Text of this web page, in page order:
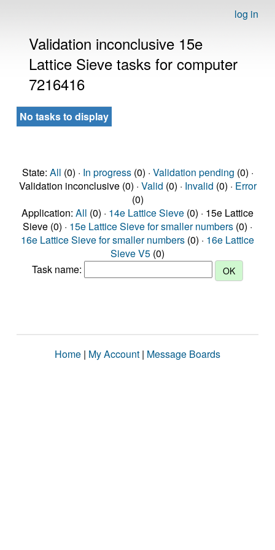
log in
Validation inconclusive 15e
Lattice Sieve tasks for computer
7216416
No tasks to display
State: All (0) · In progress(0) · Validation pending (0) ·
Validation inconclusive (0) · Valid (0) · Invalid (0) · Error
(0)
Application: All (0) · 14e Lattice Sieve (0) · 15e Lattice
Sieve (0) · 15e Lattice Sieve for smaller numbers (0) ·
16e Lattice Sieve for smaller numbers (0) · 16e Lattice
Sieve V5 (0)
Task name:
Home | My Account | Message Boards